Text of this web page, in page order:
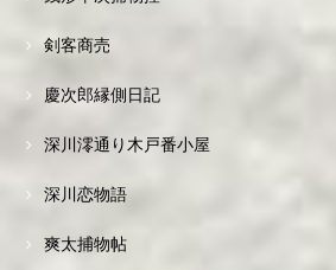
剣客商売
慶次郎縁側日記
深川澪通り木戸番小屋
深川恋物語
爽太捕物帖